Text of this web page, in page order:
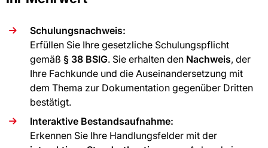
Schulungsnachweis:
Erfüllen Sie Ihre gesetzliche Schulungspflicht
gemäß § 38 BSIG. Sie erhalten den Nachweis, der
Ihre Fachkunde und die Auseinandersetzung mit
dem Thema zur Dokumentation gegenüber Dritten
bestätigt.
Interaktive Bestandsaufnahme:
Erkennen Sie Ihre Handlungsfelder mit der